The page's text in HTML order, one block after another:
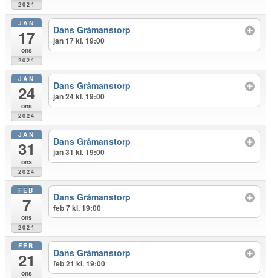
2024
JAN
17
ons
2024
Dans Gråmanstorp
jan 17 kl. 19:00
JAN
24
ons
2024
Dans Gråmanstorp
jan 24 kl. 19:00
JAN
31
ons
2024
Dans Gråmanstorp
jan 31 kl. 19:00
FEB
7
ons
2024
Dans Gråmanstorp
feb 7 kl. 19:00
FEB
21
ons
Dans Gråmanstorp
feb 21 kl. 19:00